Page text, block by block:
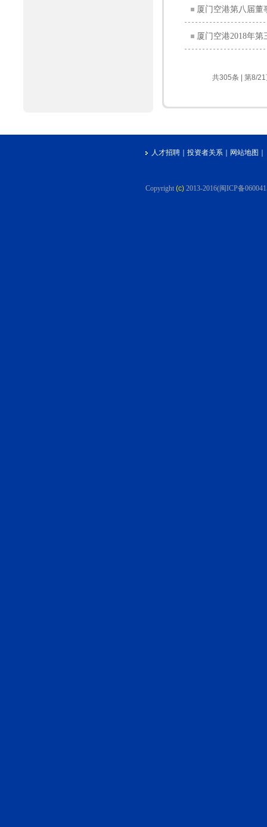
厦门空港第八届董
厦门空港2018年第
共305条 | 第8/
人才招聘 投资者关系 网站地图
Copyright (c) 2013-2016(闽ICP备